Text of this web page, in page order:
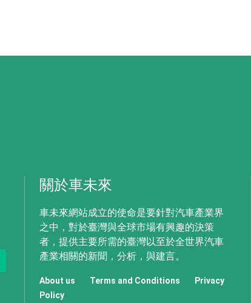
關於車未來
車未來網站成立的使命是要針對汽車產業界
之中，對於臺灣與全球市場有興趣的決策
者，提供主要所需的臺灣以至於全世界汽車
產業相關的新聞，分析，與建言。
About us Terms and Conditions
Privacy
Policy